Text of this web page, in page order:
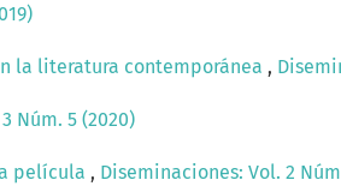
la literatura contemporánea ,
Núm. 5 (2020)
película , Diseminaciones: Vol. 2